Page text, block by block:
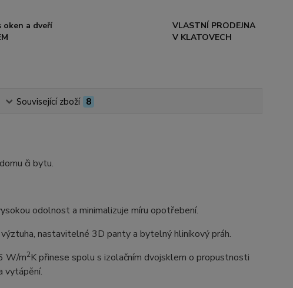
oken a dveří
VLASTNÍ PRODEJNA
V KLATOVECH
Související zboží 8
či bytu.
odolnost a minimalizuje míru opotřebení.
nastavitelné 3D panty a bytelný hliníkový práh.
W/m2K přinese spolu s izolačním dvojsklem o propustnosti
vytápění.